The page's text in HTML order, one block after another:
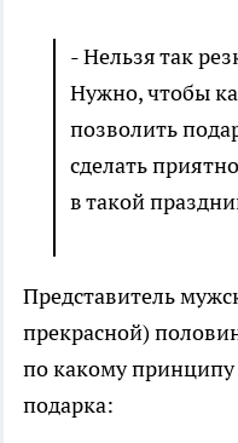
- Нельзя так
Нужно, чтобы
позволить
сделать
в такой
Представитель
прекрасной)
по какому
подарка: